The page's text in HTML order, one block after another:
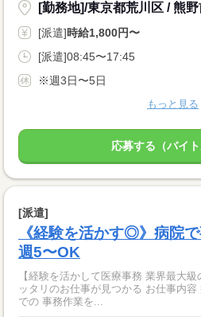
[勤務地]/東京都荒川区 / 熊野
[派遣]時給1,800円〜
[派遣]08:45〜17:45
※週3日〜5日
もっと見る
応募する（バイト
[派遣]
《経験を活かす◎》病院
週5〜OK
【経験を活かして医療事務 業界最大
ッタリのお仕事が見つかる お仕事内
での 事務作業を...